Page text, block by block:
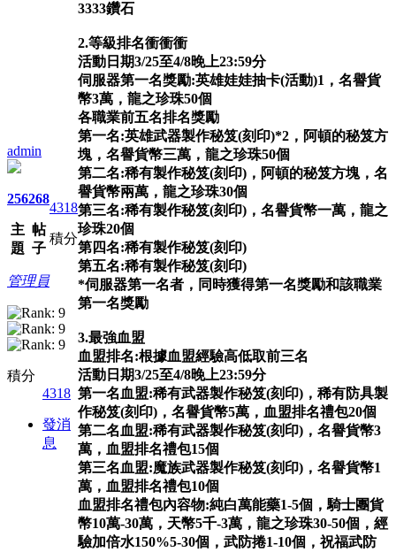
admin
256
主
題
268
帖
子
4318
積分
管理員
積分
4318
發消
息
3333鑽石
2.等級排名衝衝衝
活動日期3/25至4/8晚上23:59分
伺服器第一名獎勵:英雄娃娃抽卡(活動)1，名譽貨
幣3萬，龍之珍珠50個
各職業前五名排名獎勵
第一名:英雄武器製作秘笈(刻印)*2，阿頓的秘笈方
塊，名譽貨幣三萬，龍之珍珠50個
第二名:稀有製作秘笈(刻印)，阿頓的秘笈方塊，名
譽貨幣兩萬，龍之珍珠30個
第三名:稀有製作秘笈(刻印)，名譽貨幣一萬，龍之
珍珠20個
第四名:稀有製作秘笈(刻印)
第五名:稀有製作秘笈(刻印)
*伺服器第一名者，同時獲得第一名獎勵和該職業
第一名獎勵
3.最強血盟
血盟排名:根據血盟經驗高低取前三名
活動日期3/25至4/8晚上23:59分
第一名血盟:稀有武器製作秘笈(刻印)，稀有防具製
作秘笈(刻印)，名譽貨幣5萬，血盟排名禮包20個
第二名血盟:稀有武器製作秘笈(刻印)，名譽貨幣3
萬，血盟排名禮包15個
第三名血盟:魔族武器製作秘笈(刻印)，名譽貨幣1
萬，血盟排名禮包10個
血盟排名禮包內容物:純白萬能藥1-5個，騎士團貨
幣10萬-30萬，天幣5千-3萬，龍之珍珠30-50個，經
驗加倍水150%5-30個，武防捲1-10個，祝福武防